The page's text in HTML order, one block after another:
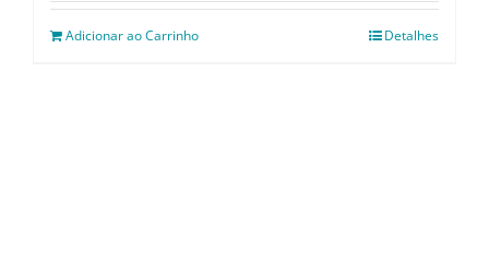
Adicionar ao Carrinho Detalhes